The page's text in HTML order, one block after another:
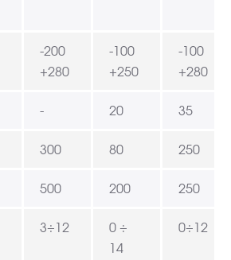
-200
+280
-100
+250
-100
+280
- 20 35
300 80 250
500 200 250
3÷12
0 ÷
14
0÷12